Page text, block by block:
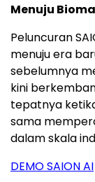
Menuju
Peluncuran
menuju era
sebelumnya
kini
tepatnya
sama
dalam skala
DEMO SAION AI